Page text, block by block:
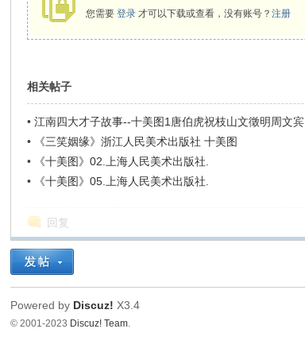
您需要登录 才可以下载或查看，没有账号？注册
相关帖子
•江南四大才子故事--十美图1唐伯虎祝枝山文徵明周文宾
•
《三笑姻缘》浙江人民美术出版社 十美图
•
《十美图》02.上海人民美术出版社.
•
《十美图》05.上海人民美术出版社.
回复
Powered by Discuz! X3.4
© 2001-2023 Discuz! Team